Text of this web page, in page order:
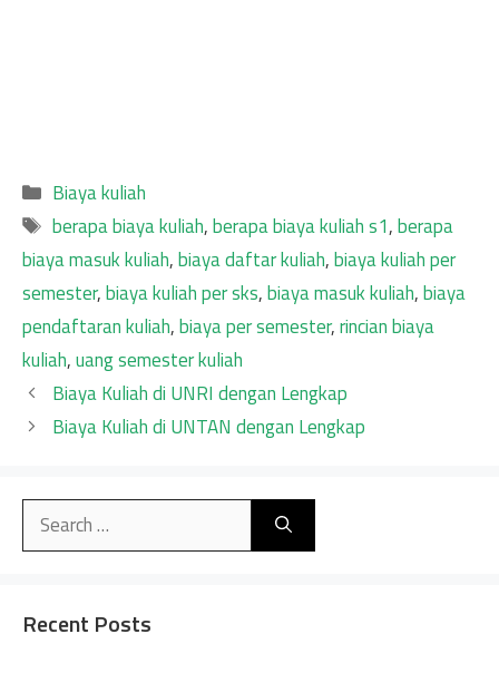
Categories
Biaya kuliah
Tags
berapa biaya kuliah,berapa biaya kuliah s1,berapa
biaya masuk kuliah,biaya daftar kuliah,biaya kuliah per
semester,biaya kuliah per sks,biaya masuk kuliah,biaya
pendaftaran kuliah,biaya per semester,rincian biaya
kuliah,uang semester kuliah
Biaya Kuliah di UNRI dengan Lengkap
Biaya Kuliah di UNTAN dengan Lengkap
Search
Recent Posts